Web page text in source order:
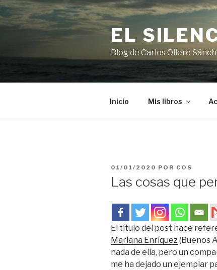
Saltar
al
contenido
EL
Blog de Carlos Ollero
Inicio Mis libros
PUBLICADO
01/01/2020 POR COS
Las cosas que
El título del post hace
Mariana Enríquez(Buenos
nada de ella, pero un
me ha dejado un ejemplar